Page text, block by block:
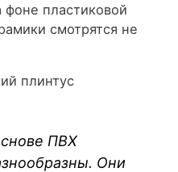
фоне пластиковой
смотрятся не
плинтус
ПВХ
Они